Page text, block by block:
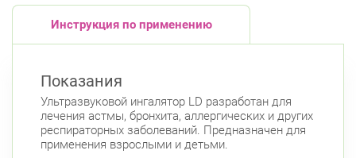
пр. Наставников, д. 19 Круглосуточно
Ленинский пр., д.78, к.1
Юго-Западная
Ленинский пр., д. 88 Круглосуточно
Юго-Западная
Инструкция по применению
Показания
Ультразвуковой ингалятор LD разработан для
лечения астмы, бронхита, аллергических и других
респираторных заболеваний. Предназначен для
применения взрослыми и детьми.